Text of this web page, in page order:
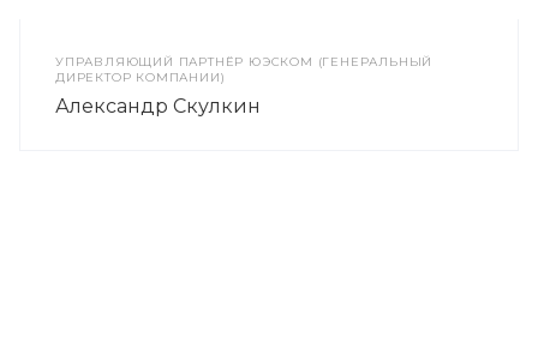
УПРАВЛЯЮЩИЙ ПАРТНЁР ЮЭСКОМ (ГЕНЕРАЛЬНЫЙ
ДИРЕКТОР КОМПАНИИ)
Александр Скулкин